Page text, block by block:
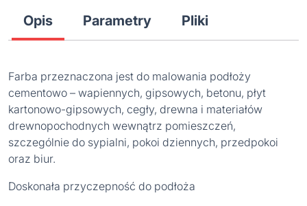
Opis Parametry Pliki
Farba przeznaczona jest do malowania podłoży
cementowo – wapiennych, gipsowych, betonu, płyt
kartonowo-gipsowych, cegły, drewna i materiałów
drewnopochodnych wewnątrz pomieszczeń,
szczególnie do sypialni, pokoi dziennych, przedpokoi
oraz biur.
Doskonała przyczepność do podłoża